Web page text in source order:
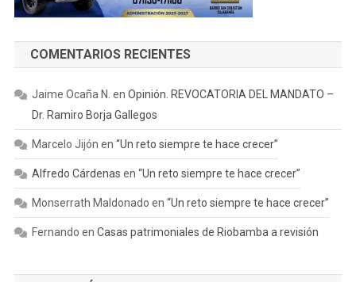
COMENTARIOS RECIENTES
Jaime Ocaña N. en Opinión. REVOCATORIA DEL MANDATO –
Dr. Ramiro Borja Gallegos
Marcelo Jijón en “Un reto siempre te hace crecer”
Alfredo Cárdenas en “Un reto siempre te hace crecer”
Monserrath Maldonado en “Un reto siempre te hace crecer”
Fernando en Casas patrimoniales de Riobamba a revisión